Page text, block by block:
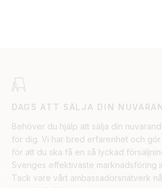
DAGS ATT SÄLJA DIN
Behöver du hjälp att sälja din
för dig. Vi har bred erfarenhet och
för att du ska få en så lyckad
Sveriges effektivaste marknadsföring
Tack vare vårt ambassadörsnätverk